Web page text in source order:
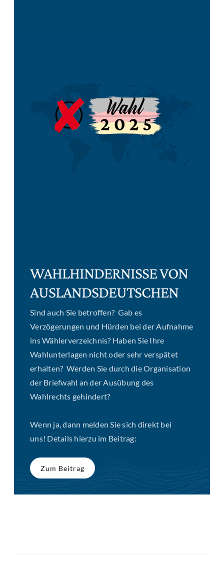
WAHLHINDERNISSE VON
AUSLANDSDEUTSCHEN
Sind auch Sie betroffen? Gab es
Verzögerungen und Hürden bei der Aufnahme
ins Wählerverzeichnis? Haben Sie Ihre
Wahlunterlagen nicht oder sehr verspätet
erhalten? Werden Sie durch die Organisation
der Briefwahl an der Ausübung des
Wahlrechts gehindert?
Wenn ja, dann melden Sie sich direkt bei
uns! Details hierzu im Beitrag:
Zum Beitrag